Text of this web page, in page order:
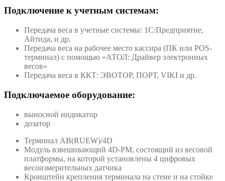
Подключение к учетным системам:
Передача веса в учетные системы: 1С:Предприятие,
Айтида, и др.
Передача веса на рабочее место кассира (ПК или POS-
терминал) с помощью «АТОЛ: Драйвер электронных
весов»
Передача веса в ККТ: ЭВОТОР, ПОРТ, VIKI и др.
Подключаемое оборудование:
выносной индикатор
дозатор
Терминал AB(RUEW)/4D
Модуль взвешивающий 4D-PM, состоящий из весовой
платформы, на которой установлены 4 цифровых
весоизмерительных датчика
Кронштейн крепления терминала на стене и на стойке